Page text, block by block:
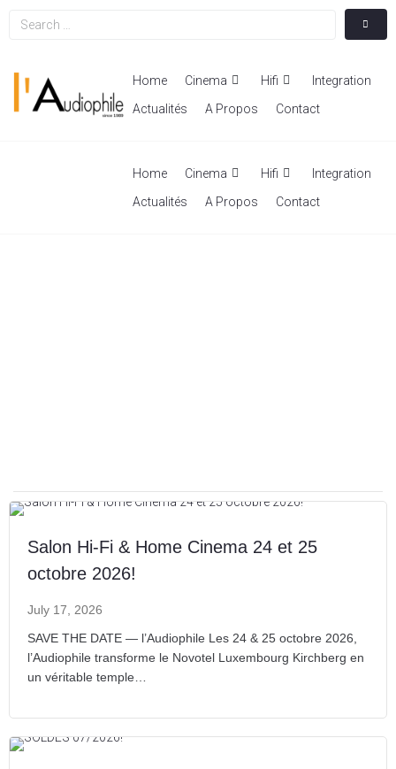
Home Cinema Hifi
Integration
Actualités
A Propos Contact
Home Cinema Hifi
Integration
Actualités
A Propos Contact
Salon Hi-Fi & Home Cinema 24 et 25
octobre 2026!
July 17, 2026
SAVE THE DATE — l’Audiophile Les 24 & 25 octobre 2026,
l’Audiophile transforme le Novotel Luxembourg Kirchberg en
un véritable temple…